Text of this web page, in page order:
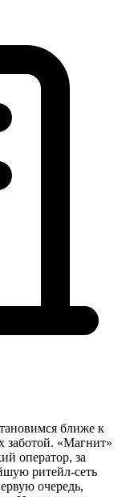
ближе к
заботой. «Магнит»
оператор, за
ритейл-сеть
очередь,